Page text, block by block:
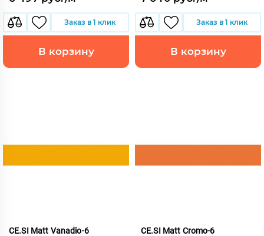
Заказ в 1 клик
В корзину
Заказ в 1 клик
В корзину
CE.SI Matt Vanadio-6
CE.SI Matt Cromo-6